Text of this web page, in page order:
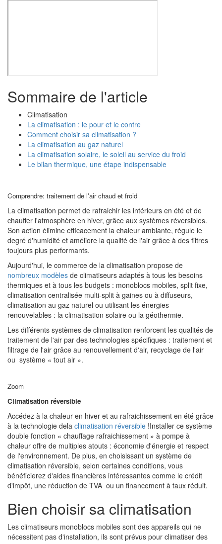
Sommaire de l'article
Climatisation
La climatisation : le pour et le contre
Comment choisir sa climatisation ?
La climatisation au gaz naturel
La climatisation solaire, le soleil au service du froid
Le bilan thermique, une étape indispensable
Comprendre: traitement de l'air chaud et froid
La climatisation permet de rafraichir les intérieurs en été et de
chauffer l'atmosphère en hiver, grâce aux systèmes réversibles.
Son action élimine efficacement la chaleur ambiante, régule le
degré d'humidité et améliore la qualité de l'air grâce à des filtres
toujours plus performants.
Aujourd'hui, le commerce de la climatisation propose de
nombreux modèles de climatiseurs adaptés à tous les besoins
thermiques et à tous les budgets : monoblocs mobiles, split fixe,
climatisation centralisée multi-split à gaines ou à diffuseurs,
climatisation au gaz naturel ou utilisant les énergies
renouvelables : la climatisation solaire ou la géothermie.
Les différents systèmes de climatisation renforcent les qualités de
traitement de l'air par des technologies spécifiques : traitement et
filtrage de l'air grâce au renouvellement d'air, recyclage de l'air
ou système « tout air ».
Zoom
Climatisation réversible
Accédez à la chaleur en hiver et au rafraichissement en été grâce
à la technologie dela climatisation réversible !Installer ce système
double fonction « chauffage rafraichissement » à pompe à
chaleur offre de multiples atouts : économie d'énergie et respect
de l'environnement. De plus, en choisissant un système de
climatisation réversible, selon certaines conditions, vous
bénéficierez d'aides financières intéressantes comme le crédit
d'impôt, une réduction de TVA ou un financement à taux réduit.
Bien choisir sa climatisation
Les climatiseurs monoblocs mobiles sont des appareils qui ne
nécessitent pas d'installation, ils sont prévus pour climatiser des